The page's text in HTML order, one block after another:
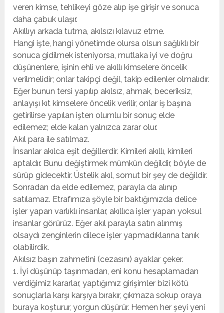
veren kimse, tehlikeyi göze alıp işe girişir ve sonuca
daha çabuk ulaşır.
Akıllıyı arkada tutma, akılsızı kılavuz etme.
Hangi işte, hangi yönetimde olursa olsun sağlıklı bir
sonuca gidilmek isteniyorsa, mutlaka iyi ve doğru
düşünenlere, işinin ehli ve akıllı kimselere öncelik
verilmelidir; onlar takipçi değil, takip edilenler olmalıdır.
Eğer bunun tersi yapılıp akılsız, ahmak, beceriksiz,
anlayışı kıt kimselere öncelik verilir, onlar iş başına
getirilirse yapılan işten olumlu bir sonuç elde
edilemez; elde kalan yalnızca zarar olur.
Akıl para ile satılmaz.
İnsanlar akılca eşit değillerdir. Kimileri akıllı, kimileri
aptaldır. Bunu değiştirmek mümkün değildir, böyle de
sürüp gidecektir. Üstelik akıl, somut bir şey de değildir.
Sonradan da elde edilemez, parayla da alınıp
satılamaz. Etrafımıza şöyle bir baktığımızda delice
işler yapan varlıklı insanlar, akıllıca işler yapan yoksul
insanlar görürüz. Eğer akıl parayla satın alınmış
olsaydı zenginlerin dilece işler yapmadıklarına tanık
olabilirdik.
Akılsız başın zahmetini (cezasını) ayaklar çeker.
1. İyi düşünüp taşınmadan, eni konu hesaplamadan
verdiğimiz kararlar, yaptığımız girişimler bizi kötü
sonuçlarla karşı karşıya bırakır, çıkmaza sokup oraya
buraya koşturur, yorgun düşürür. Hemen her şeyi yeni